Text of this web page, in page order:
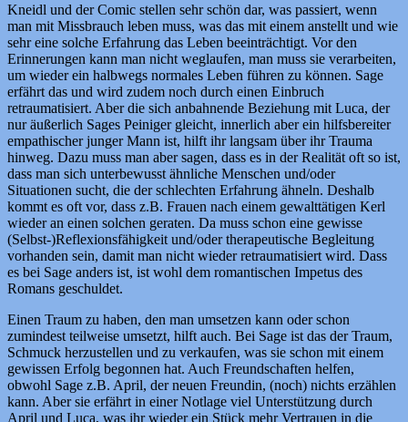
Kneidl und der Comic stellen sehr schön dar, was passiert, wenn
man mit Missbrauch leben muss, was das mit einem anstellt und wie
sehr eine solche Erfahrung das Leben beeinträchtigt. Vor den
Erinnerungen kann man nicht weglaufen, man muss sie verarbeiten,
um wieder ein halbwegs normales Leben führen zu können. Sage
erfährt das und wird zudem noch durch einen Einbruch
retraumatisiert. Aber die sich anbahnende Beziehung mit Luca, der
nur äußerlich Sages Peiniger gleicht, innerlich aber ein hilfsbereiter
empathischer junger Mann ist, hilft ihr langsam über ihr Trauma
hinweg. Dazu muss man aber sagen, dass es in der Realität oft so ist,
dass man sich unterbewusst ähnliche Menschen und/oder
Situationen sucht, die der schlechten Erfahrung ähneln. Deshalb
kommt es oft vor, dass z.B. Frauen nach einem gewalttätigen Kerl
wieder an einen solchen geraten. Da muss schon eine gewisse
(Selbst-)Reflexionsfähigkeit und/oder therapeutische Begleitung
vorhanden sein, damit man nicht wieder retraumatisiert wird. Dass
es bei Sage anders ist, ist wohl dem romantischen Impetus des
Romans geschuldet.
Einen Traum zu haben, den man umsetzen kann oder schon
zumindest teilweise umsetzt, hilft auch. Bei Sage ist das der Traum,
Schmuck herzustellen und zu verkaufen, was sie schon mit einem
gewissen Erfolg begonnen hat. Auch Freundschaften helfen,
obwohl Sage z.B. April, der neuen Freundin, (noch) nichts erzählen
kann. Aber sie erfährt in einer Notlage viel Unterstützung durch
April und Luca, was ihr wieder ein Stück mehr Vertrauen in die